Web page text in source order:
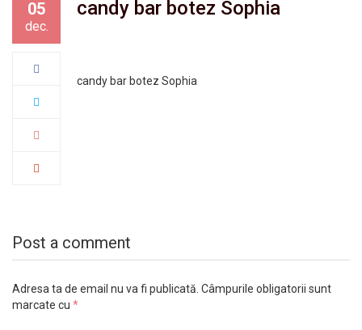
05
dec.
candy bar botez Sophia
candy bar botez Sophia
Post a comment
Adresa ta de email nu va fi publicată. Câmpurile obligatorii sunt
marcate cu *